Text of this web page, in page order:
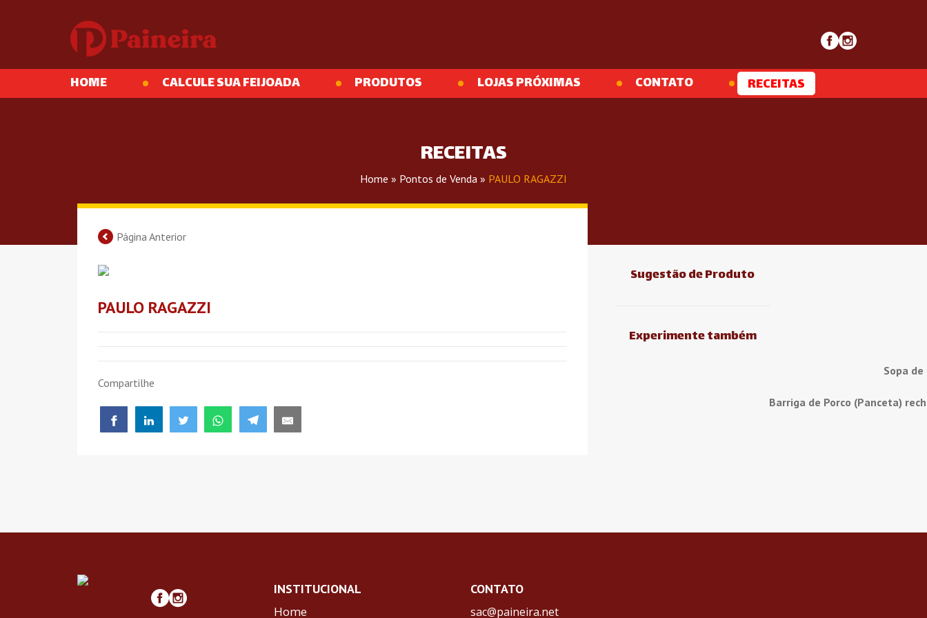
HOME CALCULE SUA FEIJOADA PRODUTOS LOJAS PRÓXIMAS CONTATO RECEITAS
RECEITAS
Home » Pontos de Venda » PAULO RAGAZZI
Página Anterior
PAULO RAGAZZI
Compartilhe
Sugestão de Produto
Experimente também
Sopa
Barriga de Porco (Panceta)
INSTITUCIONAL
Home
CONTATO
sac@paineira.net